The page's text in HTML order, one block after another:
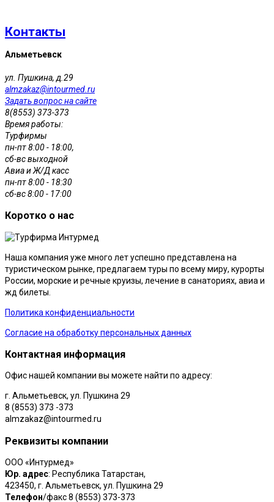
Контакты
Альметьевск
ул. Пушкина, д.29
almzakaz@intourmed.ru
Задать вопрос на сайте
8(8553) 373-373
Время работы:
Турфирмы
пн-пт 8:00 - 18:00,
сб-вс выходной
Авиа и Ж/Д касс
пн-пт 8:00 - 18:30
сб-вс 8:00 - 17:00
Коротко о нас
Наша компания уже много лет успешно представлена на
туристическом рынке, предлагаем туры по всему миру, курорты
России, морские и речные круизы, лечение в санаториях, авиа и
жд билеты.
Политика конфиденциальности
Согласие на обработку персональных данных
Контактная информация
Офис нашей компании вы можете найти по адресу:
г. Альметьевск, ул. Пушкина 29
8 (8553) 373 -373
almzakaz@intourmed.ru
Реквизиты компании
ООО «Интурмед»
Юр. адрес: Республика Татарстан,
423450, г. Альметьевск, ул. Пушкина 29
Телефон/факс 8 (8553) 373-373